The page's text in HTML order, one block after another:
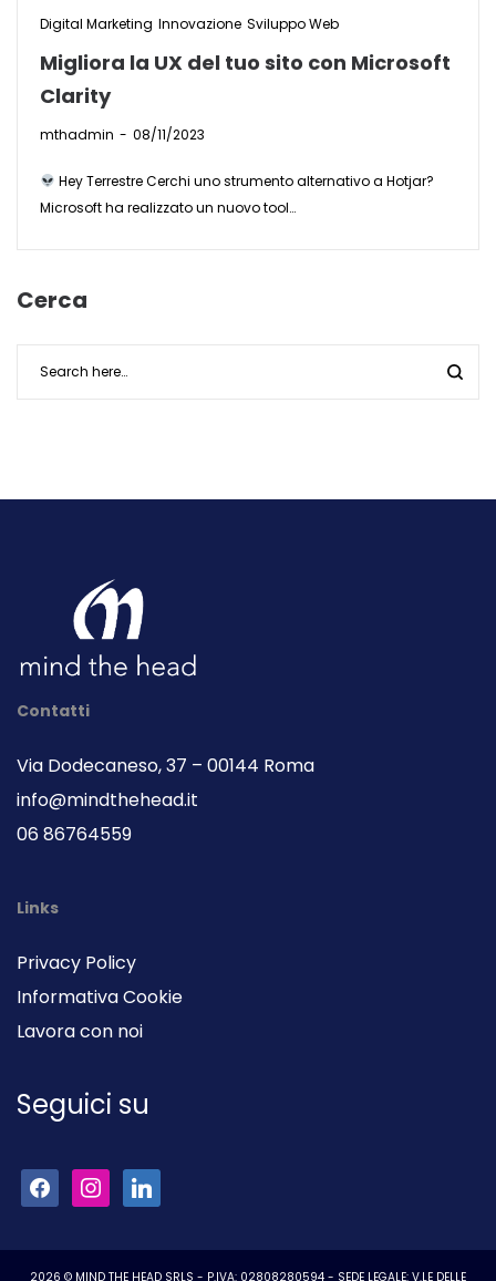
Digital Marketing Innovazione Sviluppo Web
Migliora la UX del tuo sito con Microsoft
Clarity
by
mthadmin 08/11/2023
​ Hey Terrestre Cerchi uno strumento alternativo a Hotjar?
Microsoft ha realizzato un nuovo tool…
Cerca
Contatti
Via Dodecaneso, 37 – 00144 Roma
info@mindthehead.it
06 86764559
Links
Privacy Policy
Informativa Cookie
Lavora con noi
Seguici su
2026 © MIND THE HEAD SRLS - P.IVA: 02808280594 - SEDE LEGALE: V.LE DELLE